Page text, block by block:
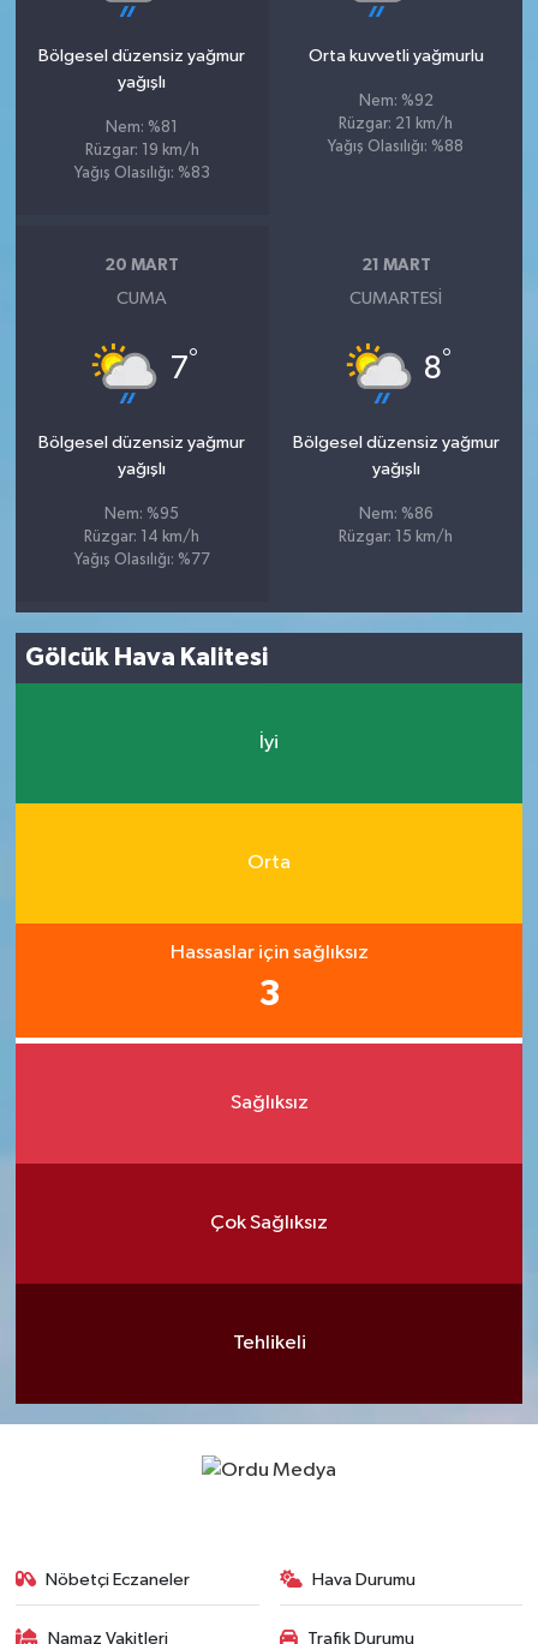
Bölgesel düzensiz yağmur
yağışlı
Nem: %81
Rüzgar: 19 km/h
Yağış Olasılığı: %83
Orta kuvvetli yağmurlu
Nem: %92
Rüzgar: 21 km/h
Yağış Olasılığı: %88
20 MART
CUMA
7°
Bölgesel düzensiz yağmur
yağışlı
Nem: %95
Rüzgar: 14 km/h
Yağış Olasılığı: %77
21 MART
CUMARTESI
8°
Bölgesel düzensiz yağmur
yağışlı
Nem: %86
Rüzgar: 15 km/h
Gölcük Hava Kalitesi
İyi
Orta
Hassaslar için sağlıksız
3
Sağlıksız
Çok Sağlıksız
Tehlikeli
Nöbetçi Eczaneler Hava Durumu
Namaz Vakitleri Trafik Durumu